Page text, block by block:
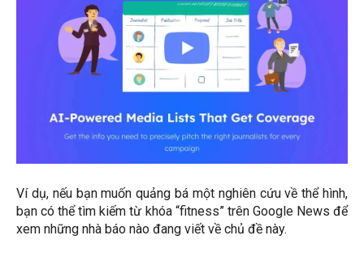
Ví dụ, nếu bạn muốn quảng bá một nghiên cứu về thể hình,
bạn có thể tìm kiếm từ khóa “fitness” trên Google News để
xem những nhà báo nào đang viết về chủ đề này.